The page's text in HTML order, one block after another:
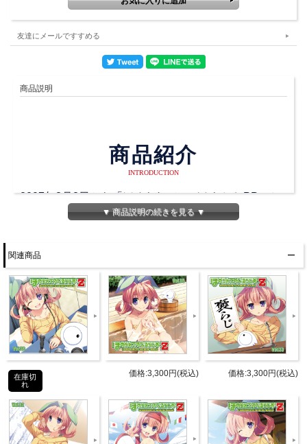
友達にメールですすめる
商品説明
商品紹介
INTRODUCTION
2007年3月8日から「ほめられてのびるらじおPP」と
して始まり、
り、
そして、2019年10月3日に最終回を迎えるラストスパ
ートに入った「ほめらじ」です！
ジャケットももちろん描き下ろしです！
DETAIL
発売日 2019年9月25日(水)発売
▼ 商品説明の続きを見る ▼
関連商品
在庫切
れ
価格:3,300円(税込) 価格:3,300円(税込)